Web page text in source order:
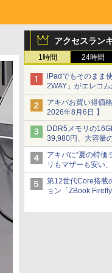
アクセスラン
1時間 24時間
iPadでもそのまま
2WAY」がエレコ
アキバお買い得価
2026年8月6日 】
DDR5メモリの
39,980円、大容量
[8月前半のメモリ
アキバに“夏の特価
リもマザーも安い
日(金)22時配信】
第12世代Core搭載
ョン「ZBook